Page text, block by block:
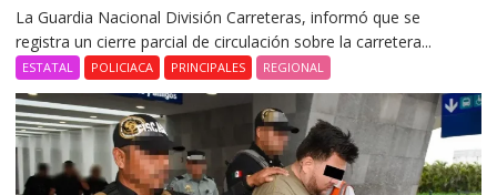
La Guardia Nacional División Carreteras, informó que se
registra un cierre parcial de circulación sobre la carretera...
ESTATAL POLICIACA PRINCIPALES REGIONAL